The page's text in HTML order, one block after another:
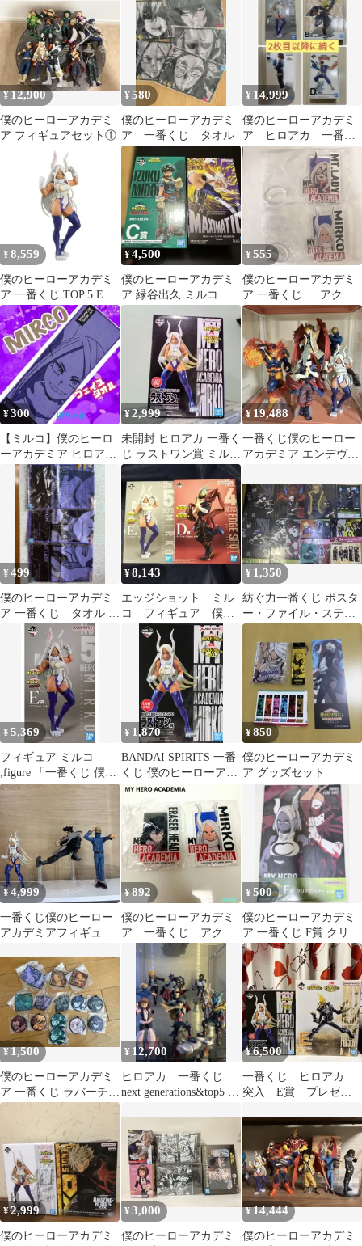
ア H賞 ミルコ
ルコ;figure ラストワン
ver.
¥12,900
僕のヒーローアカデミ
ア フィギュアセット①
¥580
僕のヒーローアカデミ
ア 一番くじ タオル
¥ 14,999
僕のヒーローアカデミ
ア ヒロアカ 一番く
じ フィギュア 轟
爆豪 ミルコ 緑谷
¥ 8,559
僕のヒーローアカデミ
ア 一番くじ TOP 5 E賞
ミルコ フィギュア
¥4,500
僕のヒーローアカデミ
ア 緑谷出久 ミルコ フ
ィギュア 2点セット
¥555
僕のヒーローアカデミ
ア 一番くじ アクス
タ 2個セット
¥300
【ミルコ】僕のヒーロ
ーアカデミア ヒロアカ
一番くじtop5タオル
【MIRCO】
¥2,999
未開封 ヒロアカ 一番く
じ ラストワン賞 ミルコ
フィギュア
¥ 19,488
一番くじ僕のヒーロー
アカデミア エンデヴァ
ッジショット
¥499
僕のヒーローアカデミ
ア 一番くじ タオル 3
種セット
¥8,143
エッジショット ミル
コ フィギュア 僕の
ヒーローアカデミア
ヒロアカ 2個 ●
¥ 1,350
紡ぐ力一番くじ ポスタ
ー・ファイル・ステッ
カー・クリアしおり
¥5,369
フィギュア ミルコ
;figure 「一番くじ 僕の
ヒーローアカデミア
The Top 5!」 E賞 フィ
ギュア【10日以内発
送】
¥ 1,870
BANDAI SPIRITS 一番
くじ 僕のヒーローアカ
デミア 突入 ラストワン
賞 ミルコ figure ラスト
ワンver.
¥850
僕のヒーローアカデミ
ア グッズセット
¥4,999
一番くじ僕のヒーロー
アカデミアフィギュア
¥892
僕のヒーローアカデミ
ア 一番くじ アクス
タ ミルコ & イレイザ
ーヘッド
¥500
僕のヒーローアカデミ
ア 一番くじ F賞 クリア
ポスター
¥1,500
僕のヒーローアカデミ
ア 一番くじ ラバーチャ
ーム
¥ 12,700
ヒロアカ 一番くじ
next generations&top5 フ
¥6,500
一番くじ ヒロアカ
突入 E賞 プレゼン
ン ミルコ フィギュ
¥2,999
僕のヒーローアカデミ
¥3,000
僕のヒーローアカデミ
¥14,444
僕のヒーローアカデミ